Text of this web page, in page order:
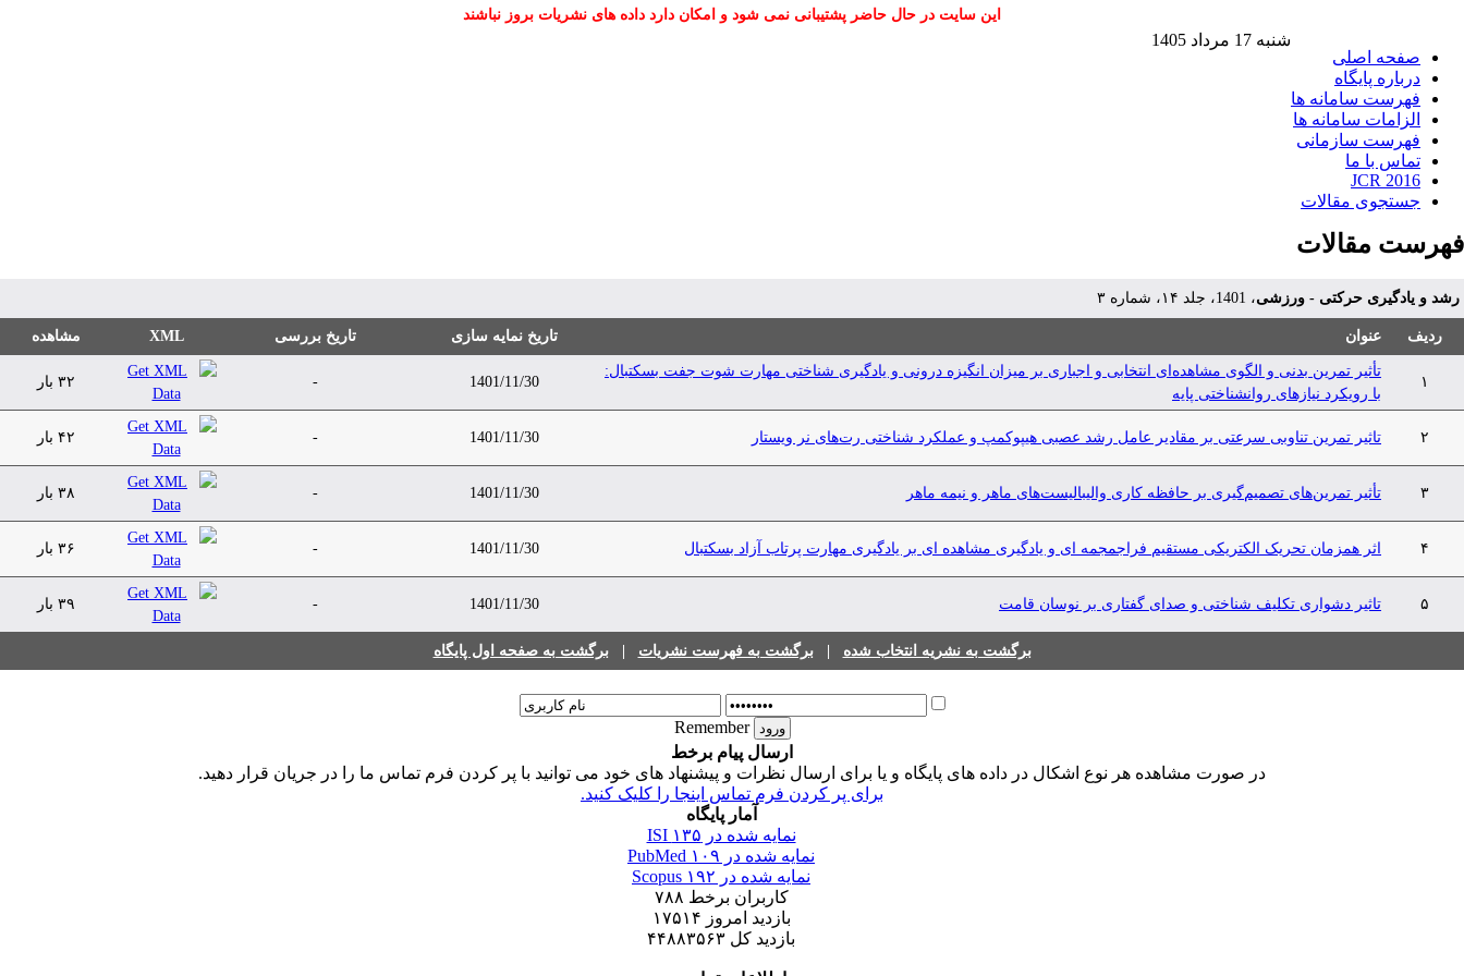
این سایت در حال حاضر پشتیبانی نمی شود و امکان دارد داده های نشریات بروز نباشند
صفحه اصلی
درباره پایگاه
فهرست سامانه ها
الزامات سامانه ها
فهرست سازمانی
تماس با ما
JCR 2016
جستجوی مقالات
شنبه 17 مرداد 1405
فهرست مقالات
رشد و یادگیری حرکتی - ورزشی، 1401، جلد ۱۴، شماره ۳
ردیف عنوان تاریخ نمایه سازی تاریخ بررسی XML مشاهده
۱
تأثیر تمرین بدنی و الگوی مشاهده‌ای انتخابی و اجباری بر میزان انگیزه درونی و یادگیری شناختی مهارت شوت جفت بسکتبال:
با رویکرد نیازهای روانشناختی پایه
1401/11/30
- ۳۲ بار
۲ تاثیر تمرین تناوبی سرعتی بر مقادیر عامل رشد عصبی هیپوکمپ و عملکرد شناختی رت‌های نر ویستار 1401/11/30
- ۴۲ بار
۳ تأثیر تمرین‌های تصمیم‌گیری بر حافظه کاری والیبالیست‌های ماهر و نیمه ماهر 1401/11/30
- ۳۸ بار
۴ اثر همزمان تحریک الکتریکی مستقیم فراجمجمه ای و یادگیری مشاهده ای بر ‌یادگیری مهارت پرتاب آزاد بسکتبال 1401/11/30
- ۳۶ بار
۵ تاثیر دشواری تکلیف شناختی و صدای گفتاری بر نوسان قامت 1401/11/30
- ۳۹ بار
برگشت به نشریه انتخاب شده |برگشت به فهرست نشریات |برگشت به صفحه اول پایگاه
Remember
ارسال پیام برخط
در صورت مشاهده هر نوع اشکال در داده های پایگاه و یا برای ارسال نظرات و پیشنهاد های خود می توانید با پر کردن فرم تماس ما را در جریان قرار دهید.
برای پر کردن فرم تماس اینجا را کلیک کنید.
آمار پایگاه
نمایه شده در ISI ۱۳۵
نمایه شده در PubMed ۱۰۹
نمایه شده در Scopus ۱۹۲
کاربران برخط ۷۸۸
بازدید امروز ۱۷۵۱۴
بازدید کل ۴۴۸۸۳۵۶۳